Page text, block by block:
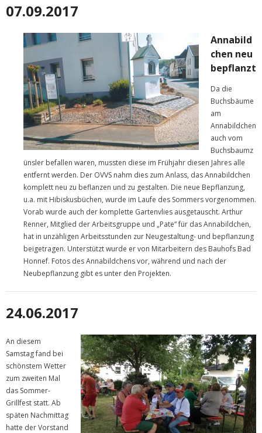
07.09.2017
Annabild
chen neu
bepflanzt
Da die
Buchsbäume
am
Annabildchen
auch vom
Buchsbaumz
ünsler befallen waren, mussten diese im Frühjahr diesen Jahres alle
entfernt werden. Der OVVS nahm dies zum Anlass, das Annabildchen
komplett neu zu beflanzen und zu gestalten. Die neue Bepflanzung,
u.a. mit Hibiskusbüchen, wurde im Laufe des Sommers vorgenommen.
Vorab wurde auch der komplette Gartenvlies ausgetauscht. Arthur
Renner, Mitglied der Arbeitsgruppe und „Pate“ für das Annabildchen,
hat in unzähligen Arbeitsstunden zur Neugestaltung- und bepflanzung
beigetragen. Unterstützt wurde er von Mitarbeitern des Bauhofs Bad
Honnef. Fotos des Annabildchens vor, während und nach der
Neubepflanzung gibt es unter den Projekten.
24.06.2017
An diesem
Samstag fand bei
schönstem Wetter
zum zweiten Mal
das Sommer-
Grillfest statt. Ab
späten Nachmittag
hatte der Vorstand